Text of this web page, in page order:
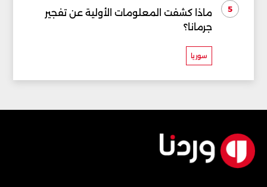
5
ماذا كشفت المعلومات الأولية عن تفجير
جرمانا؟
سوريا